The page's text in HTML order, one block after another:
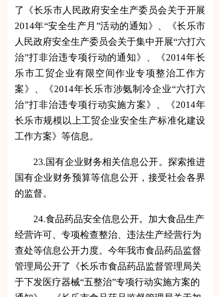
了
《长乐市人民政府安全生产委员会关于开展
2014年“安全生产月”活动的通知》、《长乐市
人民政府安全生产委员会关于集中开展“六打六
治”打非治违专项行动的通知》、《2014年长
乐市工贸企业有限空间作业专项整治工作方
案》、《2014年长乐市涉氨制冷企业“六打六
治”打非治违专项行动实施方案》、《2014年
长乐市规模以上工贸企业安全生产标准化建设
工作方案》等信息。
23.国有企业财务相关信息公开。探索推进
国有企业财务预算等信息公开，接受社会各界
的监督。
24.食品药品安全信息公开。 加大食品生产
经营许可、专项检查整治、违法生产经营行为
查处等信息公开力度。今年我市食品药品监督
管理局公开了《长乐市食品药品监督管理局关
于下发医疗器械“五整治”专项行动实施方案的